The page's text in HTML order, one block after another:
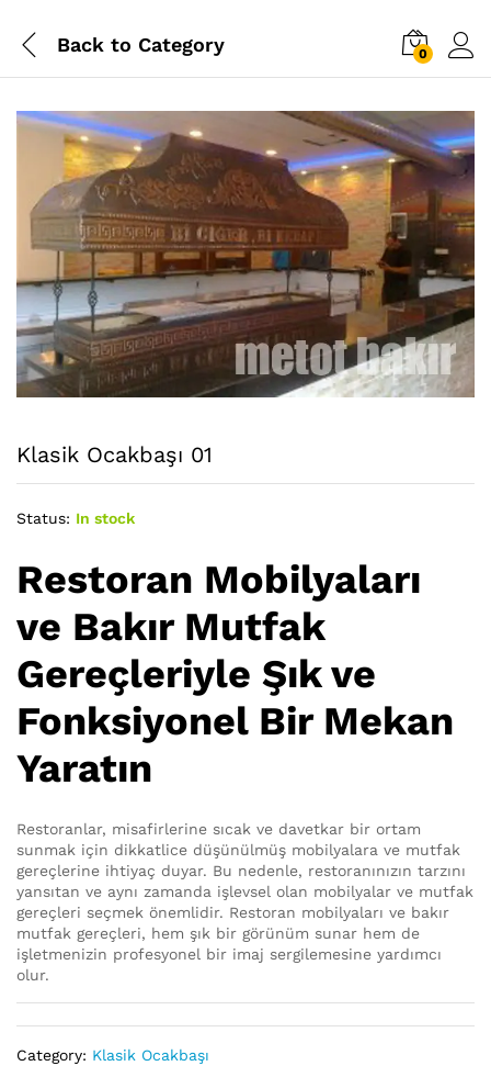
Back to Category 0
Klasik Ocakbaşı 01
Status: In stock
Restoran Mobilyaları
ve Bakır Mutfak
Gereçleriyle Şık ve
Fonksiyonel Bir Mekan
Yaratın
Restoranlar, misafirlerine sıcak ve davetkar bir ortam
sunmak için dikkatlice düşünülmüş mobilyalara ve mutfak
gereçlerine ihtiyaç duyar. Bu nedenle, restoranınızın tarzını
yansıtan ve aynı zamanda işlevsel olan mobilyalar ve mutfak
gereçleri seçmek önemlidir. Restoran mobilyaları ve bakır
mutfak gereçleri, hem şık bir görünüm sunar hem de
işletmenizin profesyonel bir imaj sergilemesine yardımcı
olur.
Category: Klasik Ocakbaşı